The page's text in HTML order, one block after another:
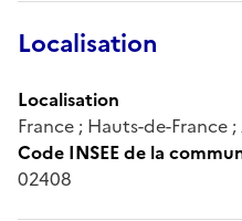
Localisation
Localisation
France ; Hauts-de-France ;
Code INSEE de la
02408